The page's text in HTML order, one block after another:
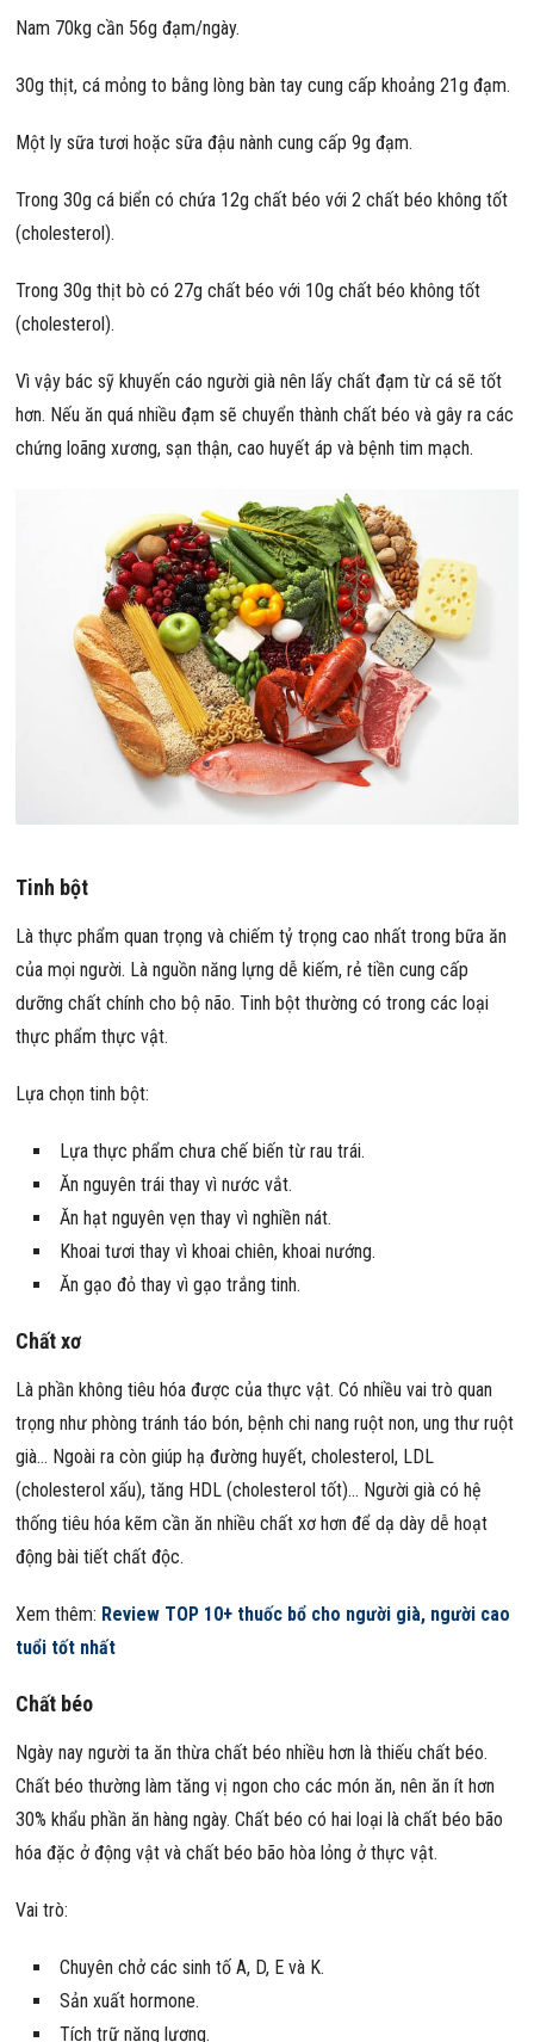
Nam 70kg cần 56g đạm/ngày.
30g thịt, cá mỏng to bằng lòng bàn tay cung cấp khoảng 21g đạm.
Một ly sữa tươi hoặc sữa đậu nành cung cấp 9g đạm.
Trong 30g cá biển có chứa 12g chất béo với 2 chất béo không tốt
(cholesterol).
Trong 30g thịt bò có 27g chất béo với 10g chất béo không tốt
(cholesterol).
Vì vậy bác sỹ khuyến cáo người già nên lấy chất đạm từ cá sẽ tốt
hơn. Nếu ăn quá nhiều đạm sẽ chuyển thành chất béo và gây ra các
chứng loãng xương, sạn thận, cao huyết áp và bệnh tim mạch.
Tinh bột
Là thực phẩm quan trọng và chiếm tỷ trọng cao nhất trong bữa ăn
của mọi người. Là nguồn năng lựng dễ kiếm, rẻ tiền cung cấp
dưỡng chất chính cho bộ não. Tinh bột thường có trong các loại
thực phẩm thực vật.
Lựa chọn tinh bột:
Lựa thực phẩm chưa chế biến từ rau trái.
Ăn nguyên trái thay vì nước vắt.
Ăn hạt nguyên vẹn thay vì nghiền nát.
Khoai tươi thay vì khoai chiên, khoai nướng.
Ăn gạo đỏ thay vì gạo trắng tinh.
Chất xơ
Là phần không tiêu hóa được của thực vật. Có nhiều vai trò quan
trọng như phòng tránh táo bón, bệnh chi nang ruột non, ung thư ruột
già… Ngoài ra còn giúp hạ đường huyết, cholesterol, LDL
(cholesterol xấu), tăng HDL (cholesterol tốt)… Người già có hệ
thống tiêu hóa kẽm cần ăn nhiều chất xơ hơn để dạ dày dễ hoạt
động bài tiết chất độc.
Xem thêm: Review TOP 10+ thuốc bổ cho người già, người cao
tuổi tốt nhất
Chất béo
Ngày nay người ta ăn thừa chất béo nhiều hơn là thiếu chất béo.
Chất béo thường làm tăng vị ngon cho các món ăn, nên ăn ít hơn
30% khẩu phần ăn hàng ngày. Chất béo có hai loại là chất béo bão
hóa đặc ở động vật và chất béo bão hòa lỏng ở thực vật.
Vai trò:
Chuyên chở các sinh tố A, D, E và K.
Sản xuất hormone.
Tích trữ năng lương.